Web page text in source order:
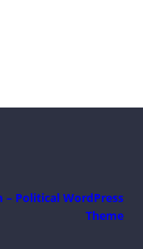
– Political WordPress
Theme